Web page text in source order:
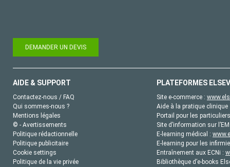
DEMANDER UN DEVIS
AIDE & SUPPORT
Contactez-nous / FAQ
Qui sommes-nous ?
Mentions légales
© - Avertissements
Politique rédactionnelle
Politique publicitaire
Cookie settings
Politique de la vie privée
PLATEFORMES
Site e-commerce :
Aide à la pratique
Portail pour les
Site d’information sur
E-learning médical :
E-learning pour les
Entraînement aux ECNi :
Bibliothèque d’e-books